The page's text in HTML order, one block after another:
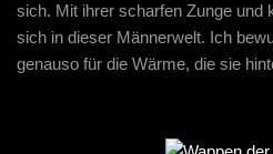
sich. Mit ihrer scharfen Zunge und
sich in dieser Männerwelt. Ich
genauso für die Wärme, die sie